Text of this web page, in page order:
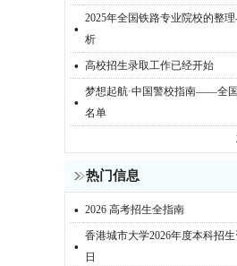
· 2025年全国铁路专业院校的整
析
· 高校招生录取工作已经开始
· 梦想起航·中国警校指南——全
名单
热门信息
· 2026 高考招生全指南
· 香港城市大学2026年度本科招
日